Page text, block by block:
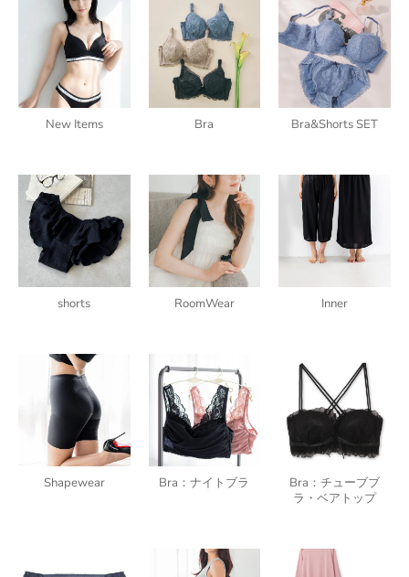
New Items Bra Bra&Shorts SET
shorts RoomWear Inner
Shapewear Bra：ナイトブラ
Bra：チューブブ
ラ・ベアトップ